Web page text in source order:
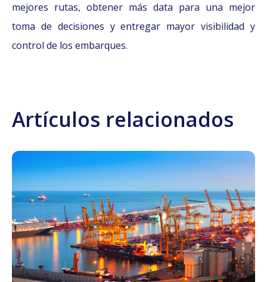
mejores rutas, obtener más data para una mejor
toma de decisiones y entregar mayor visibilidad y
control de los embarques.
Artículos relacionados